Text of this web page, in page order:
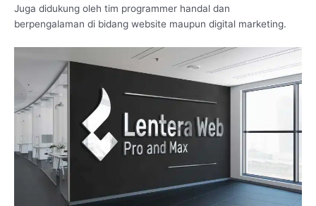
Juga didukung oleh tim programmer handal dan
berpengalaman di bidang website maupun digital marketing.